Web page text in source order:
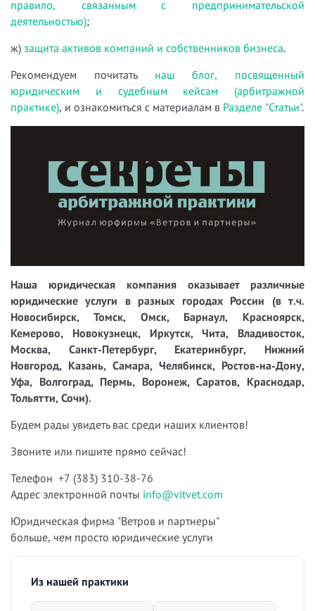
правило, связанным с предпринимательской
деятельностью);
ж) защита активов компаний и собственников бизнеса.
Рекомендуем почитать наш блог, посвященный
юридическим и судебным кейсам (арбитражной
практике), и ознакомиться с материалам в Разделе "Статьи".
Наша юридическая компания оказывает различные
юридические услуги в разных городах России (в т.ч.
Новосибирск, Томск, Омск, Барнаул, Красноярск,
Кемерово, Новокузнецк, Иркутск, Чита, Владивосток,
Москва, Санкт-Петербург, Екатеринбург, Нижний
Новгород, Казань, Самара, Челябинск, Ростов-на-Дону,
Уфа, Волгоград, Пермь, Воронеж, Саратов, Краснодар,
Тольятти, Сочи).
Будем рады увидеть вас среди наших клиентов!
Звоните или пишите прямо сейчас!
Телефон +7 (383) 310-38-76
Адрес электронной почты info@vitvet.com
Юридическая фирма "Ветров и партнеры"
больше, чем просто юридические услуги
Из нашей практики